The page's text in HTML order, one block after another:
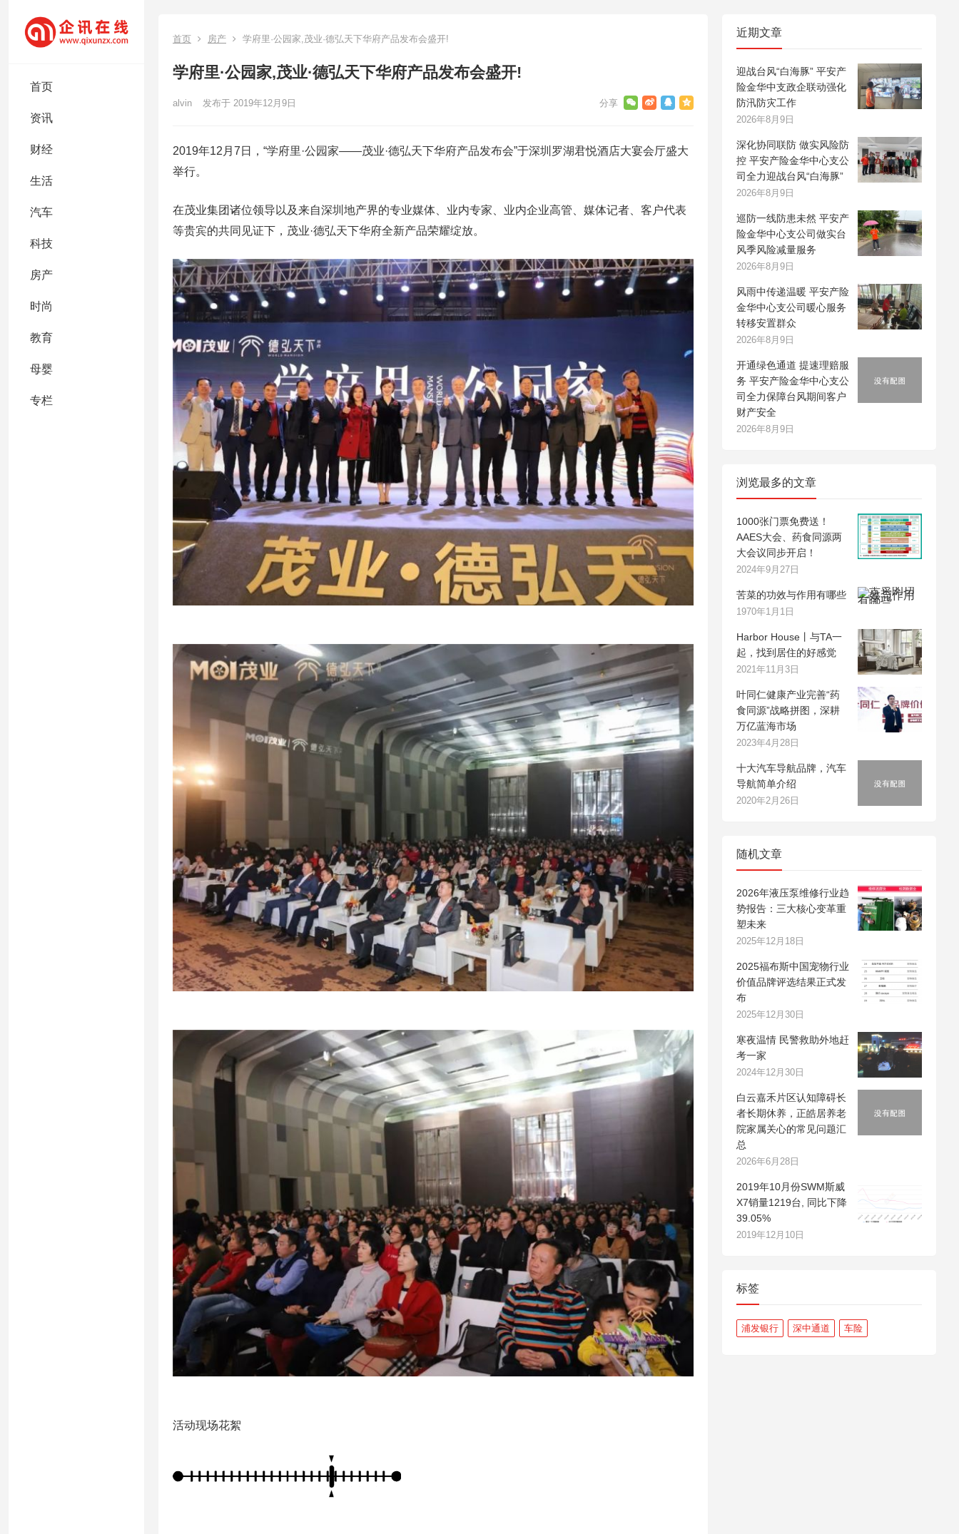
首页
资讯
财经
生活
汽车
科技
房产
时尚
教育
母婴
专栏
首页 房产 学府里·公园家,茂业·德弘天下华府产品发布会盛开!
学府里·公园家,茂业·德弘天下华府产品发布会盛开!
alvin 发布于 2019年12月9日
2019年12月7日，“学府里·公园家——茂业·德弘天下华府产品发布会”于深圳罗湖君悦酒店大宴会厅盛大
举行。
在茂业集团诸位领导以及来自深圳地产界的专业媒体、业内专家、业内企业高管、媒体记者、客户代表
等贵宾的共同见证下，茂业·德弘天下华府全新产品荣耀绽放。
活动现场花絮
近期文章
迎战台风“白海豚” 平安产
险金华中支政企联动强化
防汛防灾工作
2026年8月9日
深化协同联防 做实风险防
控 平安产险金华中心支公
司全力迎战台风“白海豚”
2026年8月9日
巡防一线防患未然 平安产
险金华中心支公司做实台
风季风险减量服务
2026年8月9日
风雨中传递温暖 平安产险
金华中心支公司暖心服务
转移安置群众
2026年8月9日
开通绿色通道 提速理赔服
务 平安产险金华中心支公
司全力保障台风期间客户
财产安全
2026年8月9日
浏览最多的文章
1000张门票免费送！
AAES大会、药食同源两
大会议同步开启！
2024年9月27日
苦菜的功效与作用有哪些
1970年1月1日
Harbor House丨与TA一
起，找到居住的好感觉
2021年11月3日
叶同仁健康产业完善“药
食同源”战略拼图，深耕
万亿蓝海市场
2023年4月28日
十大汽车导航品牌，汽车
导航简单介绍
2020年2月26日
随机文章
2026年液压泵维修行业趋
势报告：三大核心变革重
塑未来
2025年12月18日
2025福布斯中国宠物行业
价值品牌评选结果正式发
布
2025年12月30日
寒夜温情 民警救助外地赶
考一家
2024年12月30日
白云嘉禾片区认知障碍长
者长期休养，正皓居养老
院家属关心的常见问题汇
总
2026年6月28日
2019年10月份SWM斯威
X7销量1219台, 同比下降
39.05%
2019年12月10日
标签
浦发银行 深中通道 车险